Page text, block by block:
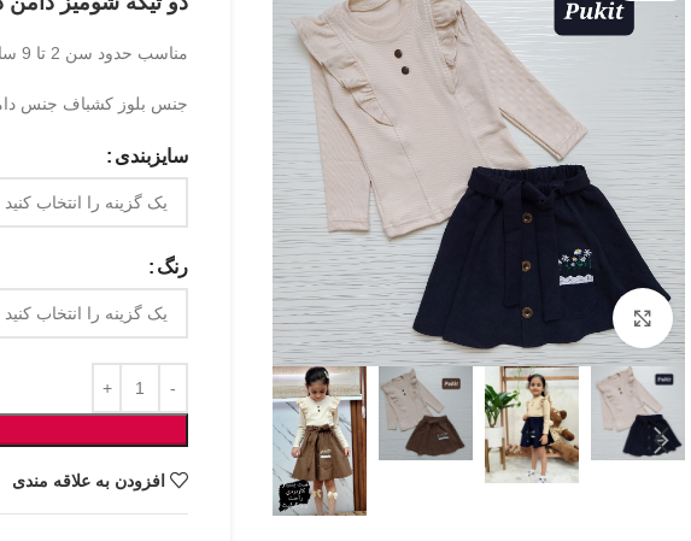
بزرگنمایی تصویر
مناسب حدود سن 2 تا 9 سال
جنس بلوز کشباف جنس
سایزبندی
رنگ
افزودن به علاقه مندی